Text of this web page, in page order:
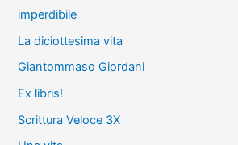
imperdibile
La diciottesima vita
Giantommaso Giordani
Ex libris!
Scrittura Veloce 3X